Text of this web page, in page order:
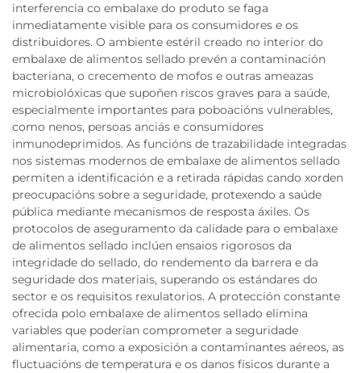
interferencia co embalaxe do produto se faga
inmediatamente visible para os consumidores e os
distribuidores. O ambiente estéril creado no interior do
embalaxe de alimentos sellado prevén a contaminación
bacteriana, o crecemento de mofos e outras ameazas
microbiolóxicas que supoñen riscos graves para a saúde,
especialmente importantes para poboacións vulnerables,
como nenos, persoas anciás e consumidores
inmunodeprimidos. As funcións de trazabilidade integradas
nos sistemas modernos de embalaxe de alimentos sellado
permiten a identificación e a retirada rápidas cando xorden
preocupacións sobre a seguridade, protexendo a saúde
pública mediante mecanismos de resposta áxiles. Os
protocolos de aseguramento da calidade para o embalaxe
de alimentos sellado inclúen ensaios rigorosos da
integridade do sellado, do rendemento da barrera e da
seguridade dos materiais, superando os estándares do
sector e os requisitos rexulatorios. A protección constante
ofrecida polo embalaxe de alimentos sellado elimina
variables que poderían comprometer a seguridade
alimentaria, como a exposición a contaminantes aéreos, as
fluctuacións de temperatura e os danos físicos durante a